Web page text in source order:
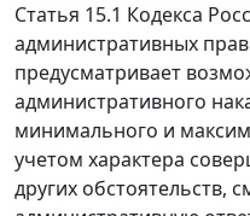
Статья 15.1 Кодекса
административных
предусматривает
административного
минимального и
учетом характера
других обстоятельств,